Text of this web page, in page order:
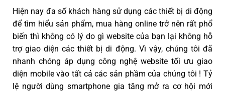
Hiện nay đa số khách hàng sử dụng các thiết bị di động
để tìm hiểu sản phẩm, mua hàng online trở nên rất phổ
biến thì không có lý do gì website của bạn lại không hỗ
trợ giao diện các thiết bị di động. Vì vậy, chúng tôi đã
nhanh chóng áp dụng công nghệ website tối ưu giao
diện mobile vào tất cả các sản phầm của chúng tôi ! Tỷ
lệ người dùng smartphone gia tăng mở ra cơ hội mới